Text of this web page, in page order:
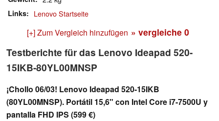
Links Lenovo Startseite
[+] Zum Vergleich hinzufügen » vergleiche 0
Testberichte für das Lenovo Ideapad 520-
15IKB-80YL00MNSP
¡Chollo 06/03! Lenovo Ideapad 520-15IKB
(80YL00MNSP). Portátil 15,6" con Intel Core i7-7500U y
pantalla FHD IPS (599 €)